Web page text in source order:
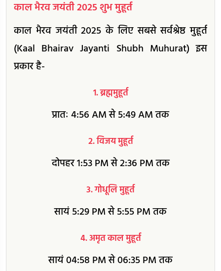
काल भैरव जयंती 2025 शुभ मुहूर्त
काल भैरव जयंती 2025 के लिए सबसे सर्वश्रेष्ठ मुहूर्त
(Kaal Bhairav Jayanti Shubh Muhurat) इस
प्रकार है-
1. ब्रह्ममुहूर्त
प्रातः 4:56 AM से 5:49 AM तक
2. विजय मुहूर्त
दोपहर 1:53 PM से 2:36 PM तक
3. गोधूलि मुहूर्त
सायं 5:29 PM से 5:55 PM तक
4. अमृत काल मुहूर्त
सायं 04:58 PM से 06:35 PM तक